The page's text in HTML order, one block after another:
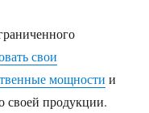
свои
мощности и
своей продукции.